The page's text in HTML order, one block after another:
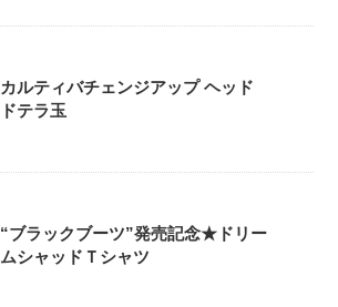
カルティバチェンジアップ ヘッド
ドテラ玉
“ブラックブーツ”発売記念★ドリー
ムシャッドＴシャツ